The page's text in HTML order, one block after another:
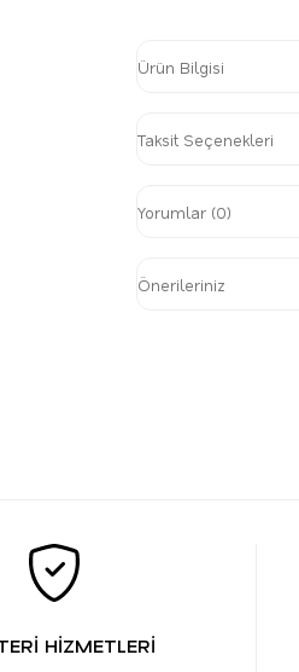
Ürün Bilgisi
Taksit Seçenekleri
Yorumlar (0)
Önerileriniz
HİZMETLERİ